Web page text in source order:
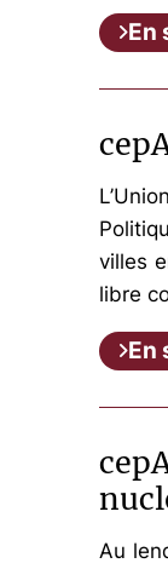
En
villes
libre
En
Au